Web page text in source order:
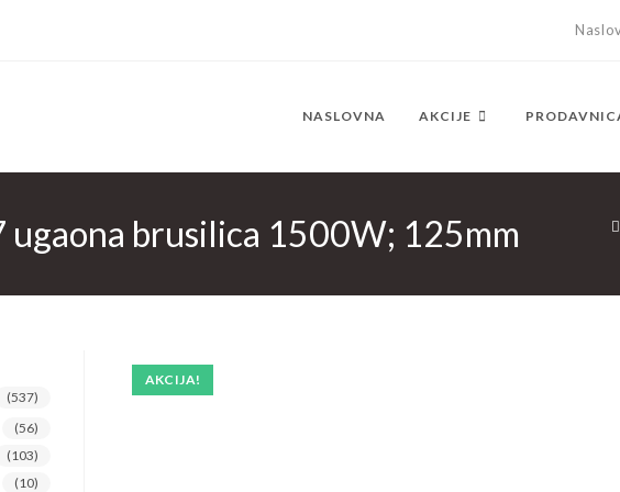
NASLOVNA AKCIJE
brusilica 1500W; 125mm
AKCIJA!
(537)
(56)
(103)
(10)